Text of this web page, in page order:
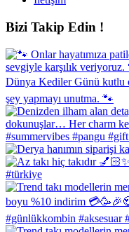
Bizi Takip Edin !